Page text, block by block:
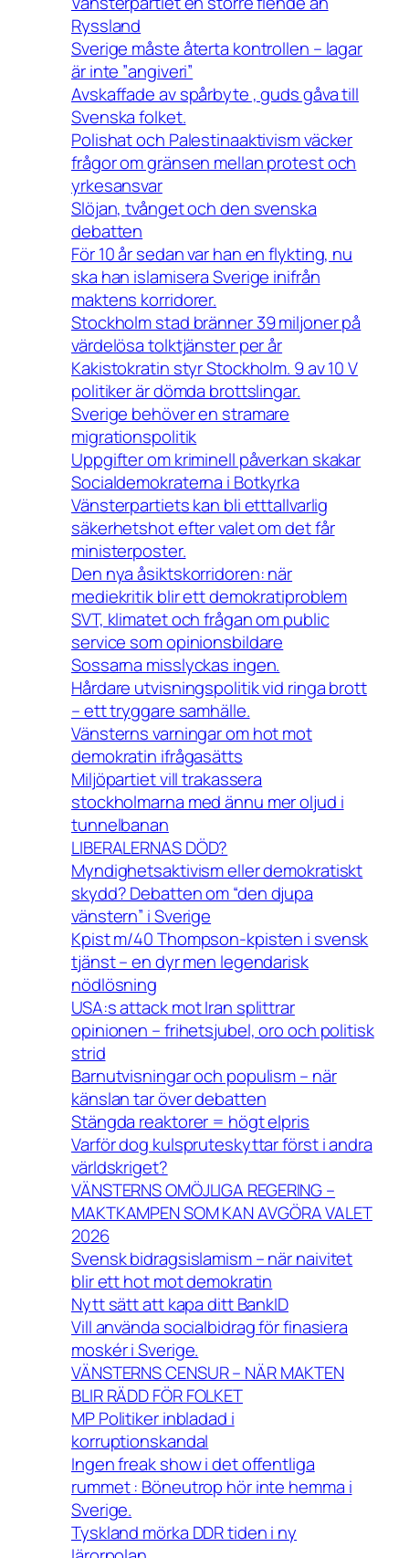
Ryssland
Sverige måste återta kontrollen – lagar
är inte ”angiveri”
Avskaffade av spårbyte , guds gåva till
Svenska folket.
Polishat och Palestinaaktivism väcker
frågor om gränsen mellan protest och
yrkesansvar
Slöjan, tvånget och den svenska
debatten
För 10 år sedan var han en flykting, nu
ska han islamisera Sverige inifrån
maktens korridorer.
Stockholm stad bränner 39 miljoner på
värdelösa tolktjänster per år
Kakistokratin styr Stockholm. 9 av 10 V
politiker är dömda brottslingar.
Sverige behöver en stramare
migrationspolitik
Uppgifter om kriminell påverkan skakar
Socialdemokraterna i Botkyrka
Vänsterpartiets kan bli etttallvarlig
säkerhetshot efter valet om det får
ministerposter.
Den nya åsiktskorridoren: när
mediekritik blir ett demokratiproblem
SVT, klimatet och frågan om public
service som opinionsbildare
Sossarna misslyckas ingen.
Hårdare utvisningspolitik vid ringa brott
– ett tryggare samhälle.
Vänsterns varningar om hot mot
demokratin ifrågasätts
Miljöpartiet vill trakassera
stockholmarna med ännu mer oljud i
tunnelbanan
LIBERALERNAS DÖD?
Myndighetsaktivism eller demokratiskt
skydd? Debatten om “den djupa
vänstern” i Sverige
Kpist m/40 Thompson-kpisten i svensk
tjänst – en dyr men legendarisk
nödlösning
USA:s attack mot Iran splittrar
opinionen – frihetsjubel, oro och politisk
strid
Barnutvisningar och populism – när
känslan tar över debatten
Stängda reaktorer = högt elpris
Varför dog kulspruteskyttar först i andra
världskriget?
VÄNSTERNS OMÖJLIGA REGERING –
MAKTKAMPEN SOM KAN AVGÖRA VALET
2026
Svensk bidragsislamism – när naivitet
blir ett hot mot demokratin
Nytt sätt att kapa ditt BankID
Vill använda socialbidrag för finasiera
moskér i Sverige.
VÄNSTERNS CENSUR – NÄR MAKTEN
BLIR RÄDD FÖR FOLKET
MP Politiker inbladad i
korruptionskandal
Ingen freak show i det offentliga
rummet : Böneutrop hör inte hemma i
Sverige.
Tyskland mörka DDR tiden i ny